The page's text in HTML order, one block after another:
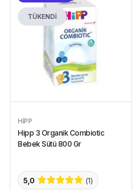
TÜKENDİ
HIPP
Hipp 3 Organik Combiotic
Bebek Sütü 800 Gr
5,0 (1)